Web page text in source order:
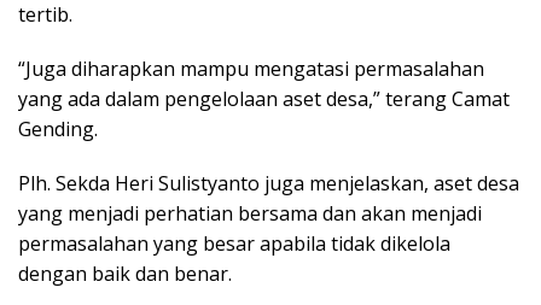
tertib.
“Juga diharapkan mampu mengatasi permasalahan
yang ada dalam pengelolaan aset desa,” terang Camat
Gending.
Plh. Sekda Heri Sulistyanto juga menjelaskan, aset desa
yang menjadi perhatian bersama dan akan menjadi
permasalahan yang besar apabila tidak dikelola
dengan baik dan benar.